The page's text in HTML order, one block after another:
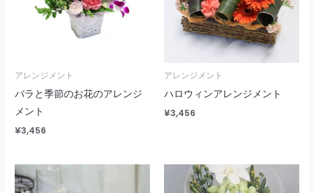
アレンジメント
バラと季節のお花のアレンジ
メント
¥3,456
アレンジメント
ハロウィンアレンジメント
¥3,456